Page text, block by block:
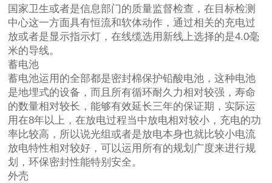
国家卫生或者是信息部门的质量监督检查，在目标检测
中心这一方面具有恒流和软体动作，通过相关的充电过
放或者是显示指示灯，在线缆选用新线上选择的是4.0毫
米的导线。
蓄电池
蓄电池运用的全部都是密封棉保护铅酸电池，这种电池
是地埋式的设备，而且所有循环耐久力相对较强，寿命
的数量相对较长，能够有效延长三年的保证期，实际运
用在8年以上，在放电过程当中放电相对较小，充电的功
率比较高，所以说光组或者是放电本身也就比较小电流
放电特性相对较好，可以运用所有的规划广度来进行规
划，环保密封性能特别安全。
外壳